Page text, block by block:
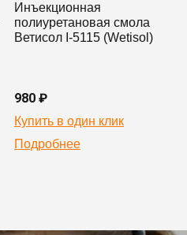
Инъекционная
полиуретановая смола
Ветисол I-5115 (Wetisol)
980 ₽
Купить в один клик
Подробнее